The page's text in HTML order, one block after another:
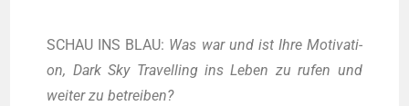
SCHAU INS BLAU: Was war und ist Ihre Moti­va­ti­
on, Dark Sky Tra­vel­ling ins Leben zu rufen und
wei­ter zu betreiben?